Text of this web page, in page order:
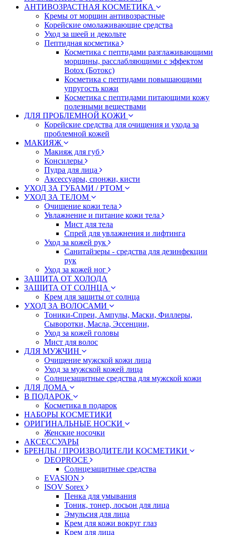
АНТИВОЗРАСТНАЯ КОСМЕТИКА
Кремы от морщин антивозрастные
Корейские омолаживающие средства
Уход за шеей и декольте
Пептидная косметика
Косметика с пептидами разглаживающими
морщины, расслабляющими с эффектом
Botox (Ботокс)
Косметика с пептидами повышающими
упругость кожи
Косметика с пептидами питающими кожу
полезными веществами
ДЛЯ ПРОБЛЕМНОЙ КОЖИ
Корейские средства для очищения и ухода за
проблемной кожей
МАКИЯЖ
Макияж для губ
Консилеры
Пудра для лица
Аксессуары, спонжи, кисти
УХОД ЗА ГУБАМИ / РТОМ
УХОД ЗА ТЕЛОМ
Очищение кожи тела
Увлажнение и питание кожи тела
Мист для тела
Спрей для увлажнения и лифтинга
Уход за кожей рук
Санитайзеры - средства для дезинфекции
рук
Уход за кожей ног
ЗАЩИТА ОТ ХОЛОДА
ЗАЩИТА ОТ СОЛНЦА
Крем для защиты от солнца
УХОД ЗА ВОЛОСАМИ
Тоники-Спреи, Ампулы, Маски, Филлеры,
Сыворотки, Масла, Эссенции,
Уход за кожей головы
Мист для волос
ДЛЯ МУЖЧИН
Очищение мужской кожи лица
Уход за мужской кожей лица
Солнцезащитные средства для мужской кожи
ДЛЯ ДОМА
В ПОДАРОК
Косметика в подарок
НАБОРЫ КОСМЕТИКИ
ОРИГИНАЛЬНЫЕ НОСКИ
Женские носочки
АКСЕССУАРЫ
БРЕНДЫ / ПРОИЗВОДИТЕЛИ КОСМЕТИКИ
DEOPROCE
Солнцезащитные средства
EVASION
ISOV Sorex
Пенка для умывания
Тоник, тонер, лосьон для лица
Эмульсия для лица
Крем для кожи вокруг глаз
Крем для лица